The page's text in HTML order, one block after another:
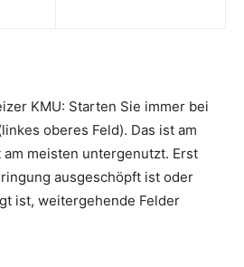
KMU: Starten Sie immer bei
oberes Feld). Das ist am
meisten untergenutzt. Erst
ausgeschöpft ist oder
ist, weitergehende Felder